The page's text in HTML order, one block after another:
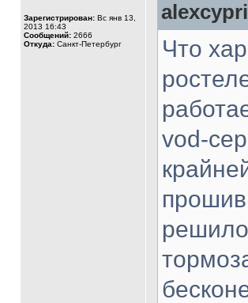
Зарегистрирован: Вс янв 13,
2013 16:43
Сообщений: 2666
Откуда: Санкт-Петербург
Что
vod-